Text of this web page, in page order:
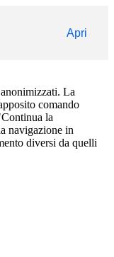
Apri
La
comando
la
navigazione in
diversi da quelli